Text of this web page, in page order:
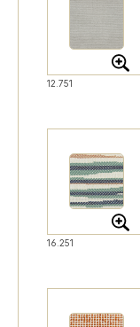
12.751
16.251